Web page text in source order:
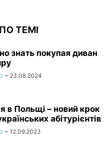
ТЕМІ
знать покупая диван
- 23.08.2024
в Польщі – новий крок
абітурієнтів
- 12.09.2023